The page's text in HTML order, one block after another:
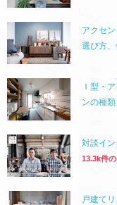
アクセ
選び方、
Ｉ型・
ンの種類
対談イン
13.3k件
戸建て